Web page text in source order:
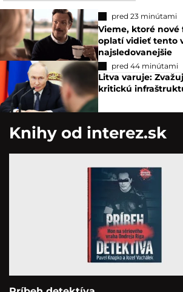
pred 23 minútami
Vieme, ktoré nové
oplatí vidieť tento
najsledovanejšie
pred 44 minútami
Litva varuje:
kritickú
Knihy od interez.sk